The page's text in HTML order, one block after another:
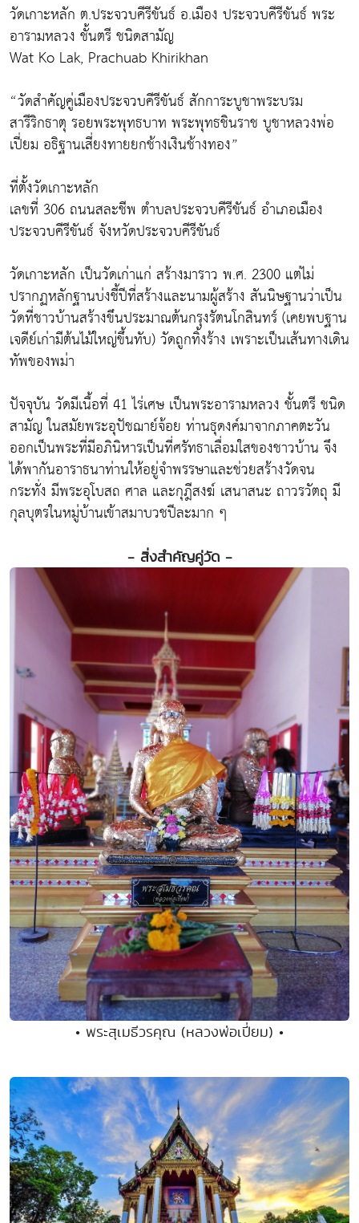
วัดเกาะหลัก ต.ประจวบคีรีขันธ์ อ.เมือง ประจวบคีรีขันธ์ พระ
อารามหลวง ชั้นตรี ชนิดสามัญ
Wat Ko Lak, Prachuab Khirikhan
“วัดสำคัญคู่เมืองประจวบคีรีขันธ์ สักการะบูชาพระบรม
สารีริกธาตุ รอยพระพุทธบาท พระพุทธชินราช บูชาหลวงพ่อ
เปี่ยม อธิฐานเสี่ยงทายยกช้างเงินช้างทอง”
ที่ตั้งวัดเกาะหลัก
เลขที่ 306 ถนนสละชีพ ตำบลประจวบคีรีขันธ์ อำเภอเมือง
ประจวบคีรีขันธ์ จังหวัดประจวบคีรีขันธ์
วัดเกาะหลัก เป็นวัดเก่าแก่ สร้างมาราว พ.ศ. 2300 แต่ไม่
ปรากฏหลักฐานบ่งชี้ปีที่สร้างและนามผู้สร้าง สันนิษฐานว่าเป็น
วัดที่ชาวบ้านสร้างขึนประมาณต้นกรุงรัตนโกสินทร์ (เคยพบฐาน
เจดีย์เก่ามีต้นไม้ใหญ่ขึ้นทับ) วัดถูกทิ้งร้าง เพราะเป็นเส้นทางเดิน
ทัพของพม่า
ปัจจุบัน วัดมีเนื้อที่ 41 ไร่เศษ เป็นพระอารามหลวง ชั้นตรี ชนิด
สามัญ ในสมัยพระอุปัชฌาย์จ้อย ท่านธุดงค์มาจากภาคตะวัน
ออกเป็นพระที่มีอภินิหารเป็นที่ศรัทธาเลื่อมใสของชาวบ้าน จึง
ได้พากันอาราธนาท่านให้อยู่จำพรรษาและช่วยสร้างวัดจน
กระทั่ง มีพระอุโบสถ ศาล และกุฎีสงฆ์ เสนาสนะ ถาวรวัตถุ มี
กุลบุตรในหมู่บ้านเข้าสมาบวชปีละมาก ๆ
- สิ่งสำคัญคู่วัด -
• พระสุเมธีวรคุณ (หลวงพ่อเปี่ยม) •